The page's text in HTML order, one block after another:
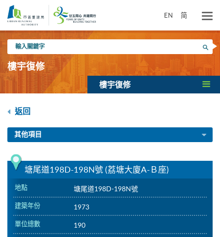
內
EN 简
入
關
鍵
搜尋
樓宇復修
樓宇復修
返回
其他項目
塘尾道198D-198N號 (荔塘大廈A-Ｂ座)
地點 塘尾道198D-198N號
建築年份 1973
單位總數 190